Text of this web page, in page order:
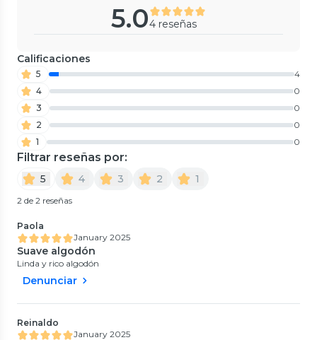
5.04 reseñas
Calificaciones
5
4
4
0
3
0
2
0
1
0
Filtrar reseñas por:
5 4 3 2 1
2 de 2 reseñas
Paola
January 2025
Suave algodón
Linda y rico algodón
Denunciar
Reinaldo
January 2025